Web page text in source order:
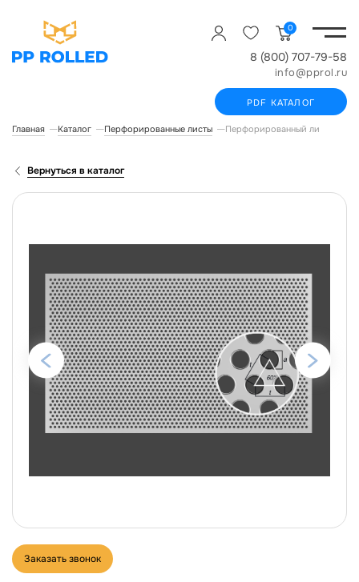
0
8 (800) 707-79-58
info@pprol.ru
PDF КАТАЛОГ
Главная Каталог Перфорированные листы Перфорированный лист
Вернуться в каталог
Заказать звонок